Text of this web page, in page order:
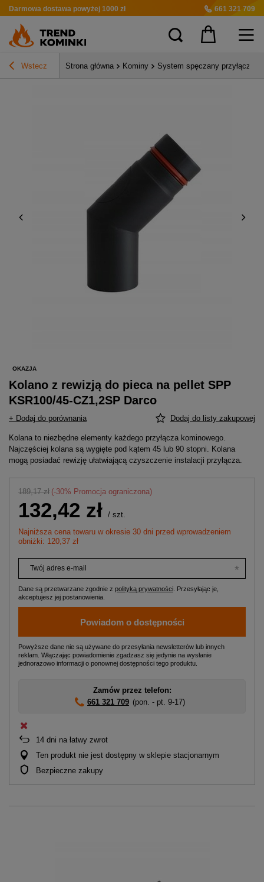
Darmowa dostawa powyżej 1000 zł 661 321 709
Wstecz Strona główna Kominy System spęczany przyłącza
OKAZJA
Kolano z rewizją do pieca na pellet SPP
KSR100/45-CZ1,2SP Darco
+ Dodaj do porównania Dodaj do listy zakupowej
Kolana to niezbędne elementy każdego przyłącza kominowego.
Najczęściej kolana są wygięte pod kątem 45 lub 90 stopni. Kolana
mogą posiadać rewizję ułatwiającą czyszczenie instalacji przyłącza.
189,17 zł (-30% Promocja ograniczona)
132,42 zł / szt.
Najniższa cena towaru w okresie 30 dni przed wprowadzeniem
obniżki: 120,37 zł
Twój adres e-mail
Dane są przetwarzane zgodnie z polityką prywatności . Przesyłając je,
akceptujesz jej postanowienia.
Powiadom o dostępności
Powyższe dane nie są używane do przesyłania newsletterów lub innych
reklam. Włączając powiadomienie zgadzasz się jedynie na wysłanie
jednorazowo informacji o ponownej dostępności tego produktu.
Zamów przez telefon:
661 321 709 (pon. - pt. 9-17)
14 dni na łatwy zwrot
Ten produkt nie jest dostępny w sklepie stacjonarnym
Bezpieczne zakupy